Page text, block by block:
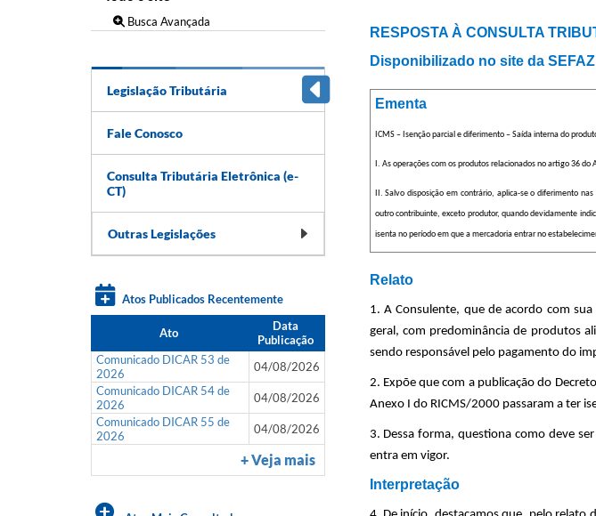
Busca Avançada
Legislação Tributária
Fale Conosco
Consulta Tributária Eletrônica (e-
CT)
Outras Legislações
Atos Publicados Recentemente
Ato
Data
Publicação
Comunicado DICAR 53 de
2026
04/08/2026
Comunicado DICAR 54 de
2026
04/08/2026
Comunicado DICAR 55 de
2026
04/08/2026
+ Veja mais
RESPOSTA À CONSULTA
Disponibilizado no site da SEFAZ
Ementa
ICMS – Isenção parcial e diferimento – Saída interna do
I. As operações com os produtos relacionados no artigo 36
II. Salvo disposição em contrário, aplica-se o diferimento
outro contribuinte, exceto produtor, quando devidamente
isenta no período em que a mercadoria entrar no
Relato
1. A Consulente, que de acordo com
geral, com predominância de produtos
sendo responsável pelo pagamento do
2. Expõe que com a publicação do
Anexo I do RICMS/2000 passaram a ter
3. Dessa forma, questiona como deve
entra em vigor.
Interpretação